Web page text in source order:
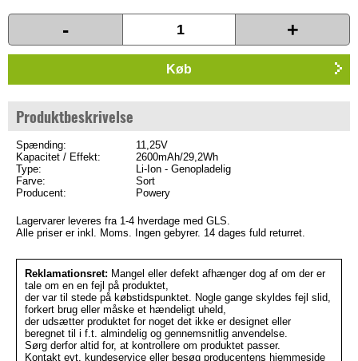
- +
Køb
Produktbeskrivelse
Spænding:
11,25V
Kapacitet / Effekt:
2600mAh/29,2Wh
Type:
Li-Ion - Genopladelig
Farve:
Sort
Producent:
Powery
Lagervarer leveres fra 1-4 hverdage med GLS.
Alle priser er inkl. Moms. Ingen gebyrer. 14 dages fuld returret.
Reklamationsret: Mangel eller defekt afhænger dog af om der er
tale om en en fejl på produktet,
der var til stede på købstidspunktet. Nogle gange skyldes fejl slid,
forkert brug eller måske et hændeligt uheld,
der udsætter produktet for noget det ikke er designet eller
beregnet til i f.t. almindelig og gennemsnitlig anvendelse.
Sørg derfor altid for, at kontrollere om produktet passer.
Kontakt evt. kundeservice eller besøg producentens hjemmeside